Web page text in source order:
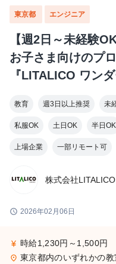
東京都 エンジニア
【週2日～未経験
お子さま向けのプ
『LITALICO ワン
教育 週3日以上推奨 未
私服OK 土日OK 半日OK
上場企業 一部リモート可
株式会社LITALICO
schedule 2026年02月06日
currency_yen 時給1,230円～1,500円
place 東京都内のいずれかの教室で勤務（